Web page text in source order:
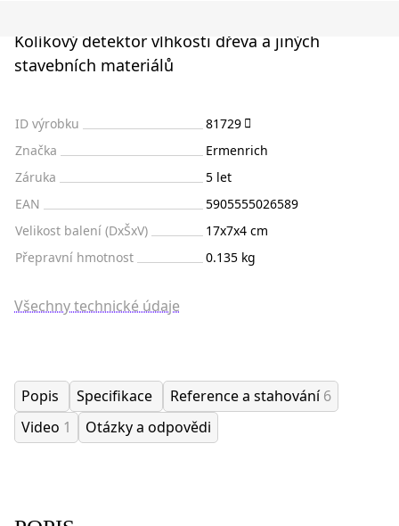
Kolíkový detektor vlhkosti dřeva a jiných
stavebních materiálů
ID výrobku
81729
Značka
Ermenrich
Záruka
5 let
EAN
5905555026589
Velikost balení (DxŠxV)
17x7x4 cm
Přepravní hmotnost
0.135 kg
Všechny technické údaje
Popis Specifikace Reference a stahování6
Video 1 Otázky a odpovědi